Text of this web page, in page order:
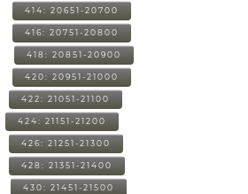
414: 20651-20700
416: 20751-20800
418: 20851-20900
420: 20951-21000
422: 21051-21100
424: 21151-21200
426: 21251-21300
428: 21351-21400
430: 21451-21500